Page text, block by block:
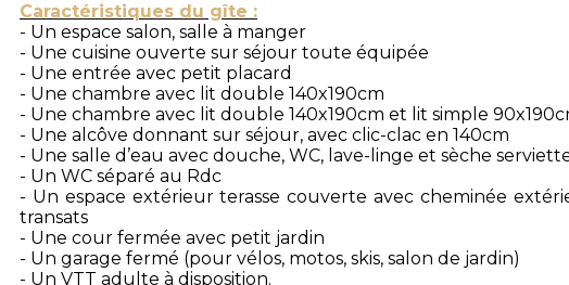
Caractéristiques du gîte :
- Un espace salon, salle à manger
- Une cuisine ouverte sur séjour toute équipée
- Une entrée avec petit placard
- Une chambre avec lit double 140x190cm
- Une chambre avec lit double 140x190cm et lit simple
- Une alcôve donnant sur séjour, avec clic-clac en 140cm
- Une salle d’eau avec douche, WC, lave-linge et sèche
- Un WC séparé au Rdc
- Un espace extérieur terasse couverte avec cheminée
transats
- Une cour fermée avec petit jardin
- Un garage fermé (pour vélos, motos, skis, salon de jardin)
- Un VTT adulte à disposition.